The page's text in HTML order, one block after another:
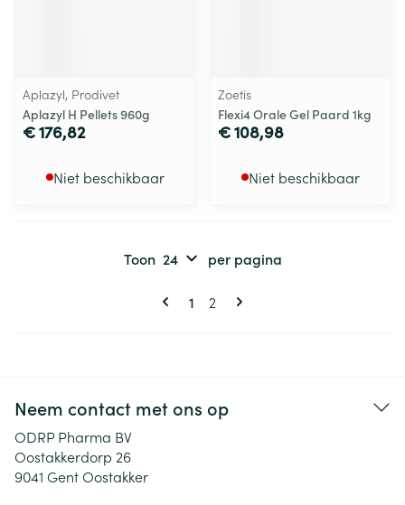
Aplazyl, Prodivet
Aplazyl H Pellets 960g
€ 176,82
Niet beschikbaar
Zoetis
Flexi4 Orale Gel Paard 1kg
€ 108,98
Niet beschikbaar
Pagina's
U lees momenteel pagina
1 Pagina
2
Toon per pagina
Neem contact met ons op
ODRP Pharma BV
Oostakkerdorp 26
9041 Gent Oostakker